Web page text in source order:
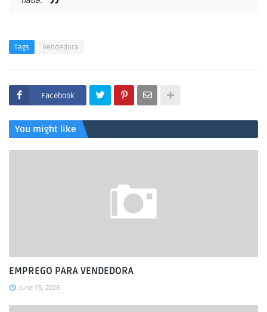
Tags Vendedora
Facebook
You might like
EMPREGO PARA VENDEDORA
June 15, 2026